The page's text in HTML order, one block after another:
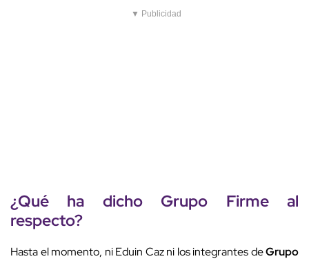
▼ Publicidad
¿Qué ha dicho Grupo Firme al
respecto?
Hasta el momento, ni Eduin Caz ni los integrantes deGrupo